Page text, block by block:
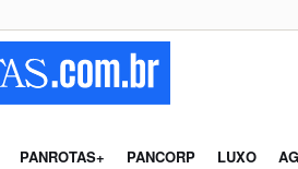
PANROTAS+ PANCORP LUXO